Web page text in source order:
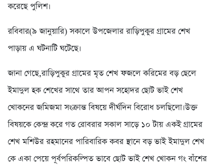
করেছে পুলিশ।
রবিবার(৯ জানুয়ারি) সকালে উপজেলার রাড়িপুকুর গ্রামের শেখ
পাড়ায় এ ঘটনাটি ঘটেছে।
জানা গেছে,রাড়িপুকুর গ্রামের মৃত শেখ ফজলে করিমের বড় ছেলে
ইমাদুল হক শেখের সাথে তার আপন সহোদর ছোট ভাই শেখ
খোকনের জমিজমা সংক্রান্ত বিষয়ে দীর্ঘদিন বিরোধ চলছিলো।উক্ত
বিষয়কে কেন্দ্র করে গত রোবরার সকাল সাড়ে ১০ টায় একই গ্রামের
শেখ মশিউর রহমানের পারিবারিক কবর স্থানে বড় ভাই ইমাদুল শেখ
কে একা পেয়ে পূর্বপরিকল্পিত ভাবে ছোট ভাই শেখ খোকন গং বাঁশের